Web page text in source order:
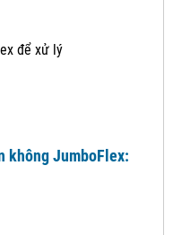
để xử lý
không JumboFlex: